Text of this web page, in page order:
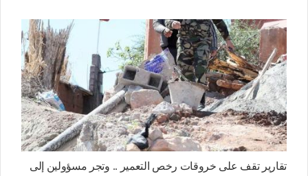
تقارير تقف على خروقات رخص التعمير .. وتجر مسؤولين إلى